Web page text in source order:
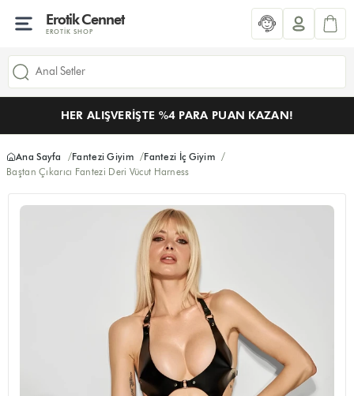
Erotik Cennet
EROTIK SHOP
HER ALIŞVERIŞTE %4 PARA PUAN KAZAN!
Ana Sayfa Fantezi Giyim
Fantezi İç Giyim
Baştan Çıkarıcı Fantezi Deri Vücut Harness